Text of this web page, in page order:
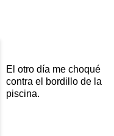
El otro día me choqué
contra el bordillo de la
piscina.